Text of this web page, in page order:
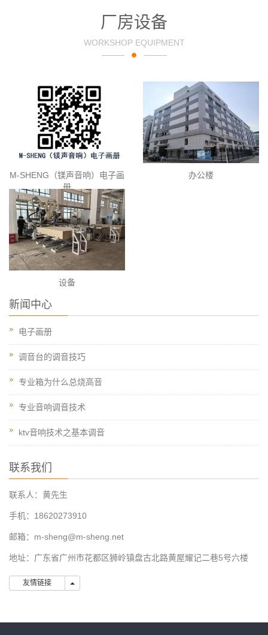
厂房设备
WORKSHOP EQUIPMENT
M-SHENG（镁声音响）电子画
册
办公楼
设备
新闻中心
电子画册
调音台的调音技巧
专业箱为什么总烧高音
专业音响调音技术
ktv音响技术之基本调音
联系我们
联系人：黄先生
手机：18620273910
邮箱：m-sheng@m-sheng.net
地址：广东省广州市花都区狮岭镇盘古北路黄屋耀记二巷5号六楼
友情链接 友情链接